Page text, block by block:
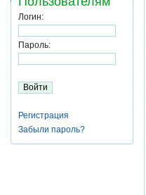
Логин:
Пароль:
Регистрация
Забыли пароль?